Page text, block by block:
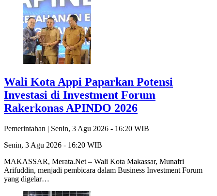
Wali Kota Appi Paparkan Potensi
Investasi di Investment Forum
Rakerkonas APINDO 2026
Pemerintahan | Senin, 3 Agu 2026 - 16:20 WIB
Senin, 3 Agu 2026 - 16:20 WIB
MAKASSAR, Merata.Net – Wali Kota Makassar, Munafri
Arifuddin, menjadi pembicara dalam Business Investment Forum
yang digelar…